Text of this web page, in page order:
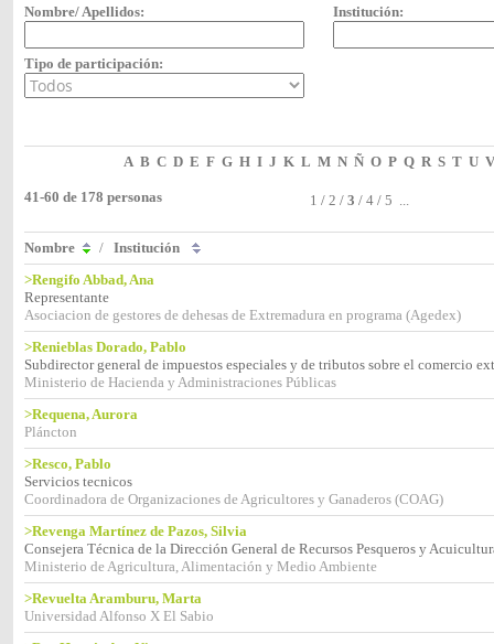
Nombre/ Apellidos: Institución:
Tipo de participación:
A B C D E F G H I J K L M N Ñ O P Q R S T U V
41-60 de 178 personas 1 / 2 / 3 / 4 / 5 ...
Nombre / Institución
>Rengifo Abbad, Ana
Representante
Asociacion de gestores de dehesas de Extremadura en programa (Agedex)
>Renieblas Dorado, Pablo
Subdirector general de impuestos especiales y de tributos sobre el comercio
Ministerio de Hacienda y Administraciones Públicas
>Requena, Aurora
Pláncton
>Resco, Pablo
Servicios tecnicos
Coordinadora de Organizaciones de Agricultores y Ganaderos (COAG)
>Revenga Martínez de Pazos, Silvia
Consejera Técnica de la Dirección General de Recursos Pesqueros y
Ministerio de Agricultura, Alimentación y Medio Ambiente
>Revuelta Aramburu, Marta
Universidad Alfonso X El Sabio